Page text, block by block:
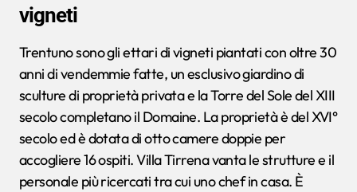
vigneti
Trentuno sono gli ettari di vigneti piantati con oltre 30
anni di vendemmie fatte, un esclusivo giardino di
sculture di proprietà privata e la Torre del Sole del XIII
secolo completano il Domaine. La proprietà è del XVI°
secolo ed è dotata di otto camere doppie per
accogliere 16 ospiti. Villa Tirrena vanta le strutture e il
personale più ricercati tra cui uno chef in casa. È